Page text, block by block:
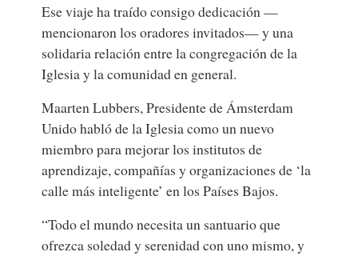
Ese viaje ha traído consigo dedicación —
mencionaron los oradores invitados— y una
solidaria relación entre la congregación de la
Iglesia y la comunidad en general.
Maarten Lubbers, Presidente de Ámsterdam
Unido habló de la Iglesia como un nuevo
miembro para mejorar los institutos de
aprendizaje, compañías y organizaciones de ‘la
calle más inteligente’ en los Países Bajos.
“Todo el mundo necesita un santuario que
ofrezca soledad y serenidad con uno mismo, y